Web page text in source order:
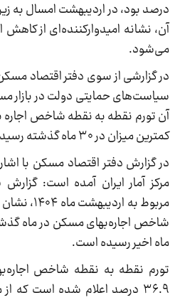
آن، نشانه امیدوارکننده‌ای از کاهش
می‌شود.
در گزارشی از سوی دفتر اقتصاد مسکن
سیاست‌های حمایتی دولت در
آن تورم نقطه به نقطه شاخص
کمترین میزان در ۳۰ ماه گذشته رسیده است.
در گزارش دفتر اقتصاد مسکن با
مرکز آمار ایران آمده است:
مربوط به
ماه اخیر رسیده است.
تورم نقطه به نقطه شاخص